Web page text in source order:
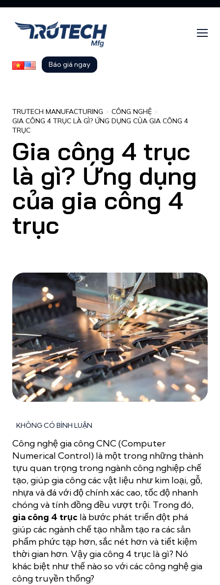
Báo giá ngay
TRUTECH MANUFACTURING > CÔNG NGHỆ >
GIA CÔNG 4 TRỤC LÀ GÌ? ỨNG DỤNG CỦA GIA CÔNG 4
TRỤC
Gia công 4 trục
là gì? Ứng dụng
của gia công 4
trục
KHÔNG CÓ BÌNH LUẬN
Công nghệ gia công CNC (Computer
Numerical Control) là một trong những thành
tựu quan trọng trong ngành công nghiệp chế
tạo, giúp gia công các vật liệu như kim loại, gỗ,
nhựa và đá với độ chính xác cao, tốc độ nhanh
chóng và tính đồng đều vượt trội. Trong đó,
gia công 4 trục là bước phát triển đột phá
giúp các ngành chế tạo nhằm tạo ra các sản
phẩm phức tạp hơn, sắc nét hơn và tiết kiệm
thời gian hơn. Vậy gia công 4 trục là gì? Nó
khác biệt như thế nào so với các công nghệ gia
công truyền thống?